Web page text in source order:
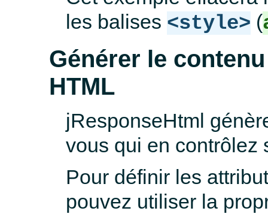
les balises <style> (
Générer le
HTML
jResponseHtml
vous qui en contrôlez
Pour définir les
pouvez utiliser la